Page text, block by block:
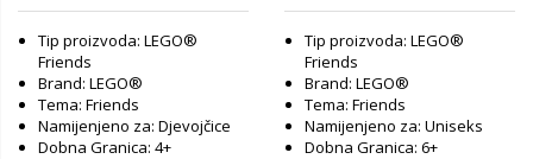
Tip proizvoda: LEGO®
Friends
Brand: LEGO®
Tema: Friends
Namijenjeno za: Djevojčice
Dobna Granica: 4+
Tip proizvoda: LEGO®
Friends
Brand: LEGO®
Tema: Friends
Namijenjeno za: Uniseks
Dobna Granica: 6+